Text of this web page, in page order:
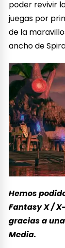
poder revivir
juegas por
de la
ancho de
Hemos
Fantasy X /
gracias a
Media.